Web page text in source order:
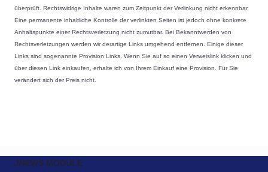
überprüft. Rechtswidrige Inhalte waren zum Zeitpunkt der Verlinkung nicht erkennbar.
Eine permanente inhaltliche Kontrolle der verlinkten Seiten ist jedoch ohne konkrete
Anhaltspunkte einer Rechtsverletzung nicht zumutbar. Bei Bekanntwerden von
Rechtsverletzungen werden wir derartige Links umgehend entfernen. Einige dieser
Links sind sogenannte Provision Links. Wenn Sie auf so einen Verweislink klicken und
über diesen Link einkaufen, erhalte ich von Ihrem Einkauf eine Provision. Für Sie
verändert sich der Preis nicht.
JNEWS MODULE